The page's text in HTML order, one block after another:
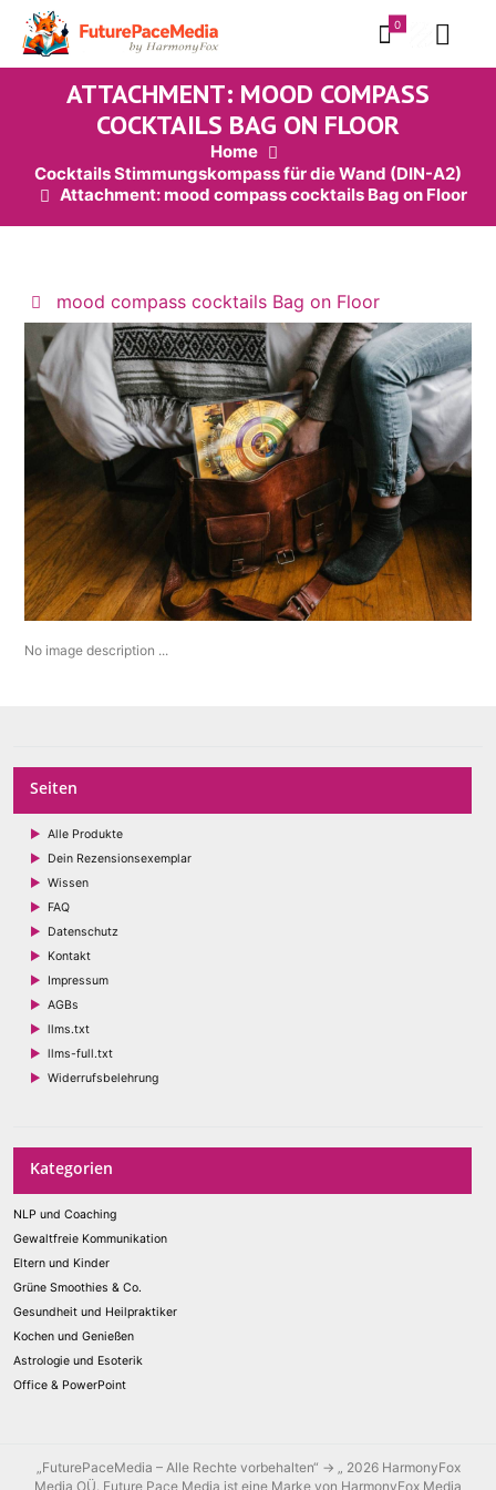
0
ATTACHMENT: MOOD COMPASS
COCKTAILS BAG ON FLOOR
Home
Cocktails Stimmungskompass für die Wand (DIN-A2)
Attachment: mood compass cocktails Bag on Floor
mood compass cocktails Bag on Floor
No image description ...
Seiten
Alle Produkte
Dein Rezensionsexemplar
Wissen
FAQ
Datenschutz
Kontakt
Impressum
AGBs
llms.txt
llms-full.txt
Widerrufsbelehrung
Kategorien
NLP und Coaching
Gewaltfreie Kommunikation
Eltern und Kinder
Grüne Smoothies & Co.
Gesundheit und Heilpraktiker
Kochen und Genießen
Astrologie und Esoterik
Office & PowerPoint
„FuturePaceMedia – Alle Rechte vorbehalten“ → „ 2026 HarmonyFox
Media OÜ. Future Pace Media ist eine Marke von HarmonyFox Media